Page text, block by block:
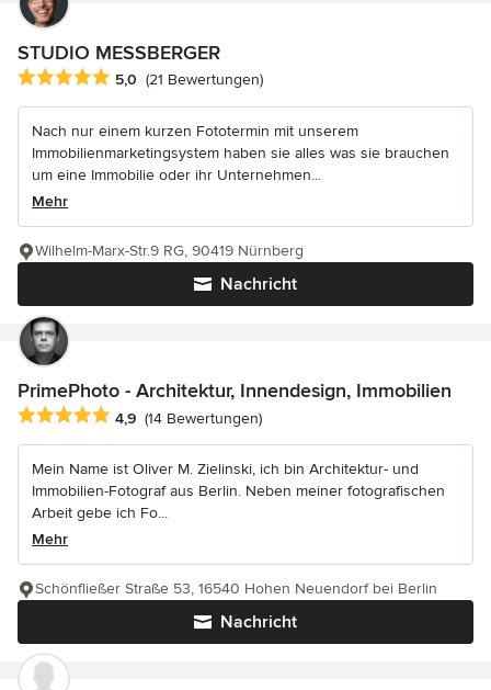
STUDIO MESSBERGER
Durchschnittliche Bewertung: 5 von 5 Sternen
5,0 (21 Bewertungen)
Nach nur einem kurzen Fototermin mit unserem
Immobilienmarketingsystem haben sie alles was sie brauchen
um eine Immobilie oder ihr Unternehmen...
Mehr
Nachricht
Wilhelm-Marx-Str.9 RG, 90419 Nürnberg
PrimePhoto - Architektur, Innendesign, Immobilien
Durchschnittliche Bewertung: 4.9 von 5 Sternen
4,9 (14 Bewertungen)
Mein Name ist Oliver M. Zielinski, ich bin Architektur- und
Immobilien-Fotograf aus Berlin. Neben meiner fotografischen
Arbeit gebe ich Fo...
Mehr
Nachricht
Schönfließer Straße 53, 16540 Hohen Neuendorf bei Berlin